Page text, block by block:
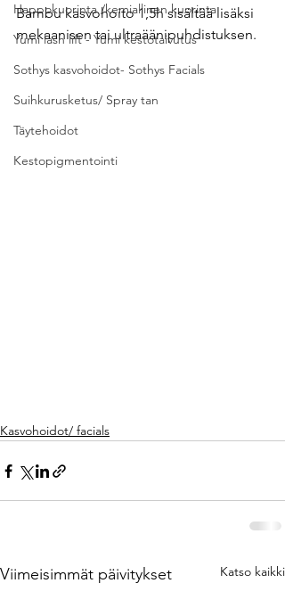
Happokuorinta /kemiallinen kuorinta
Yumi lash lift - Yumi kestotaivutus
Sothys kasvohoidot- Sothys Facials
Suihkurusketus/ Spray tan
Täytehoidot
Kestopigmentointi
Bambu kasvohoito 1,5h sisältää lisäksi
mekaanisen tai ultraäänipuhdistuksen.
Kasvohoidot/ facials
Viimeisimmät päivitykset Katso kaikki